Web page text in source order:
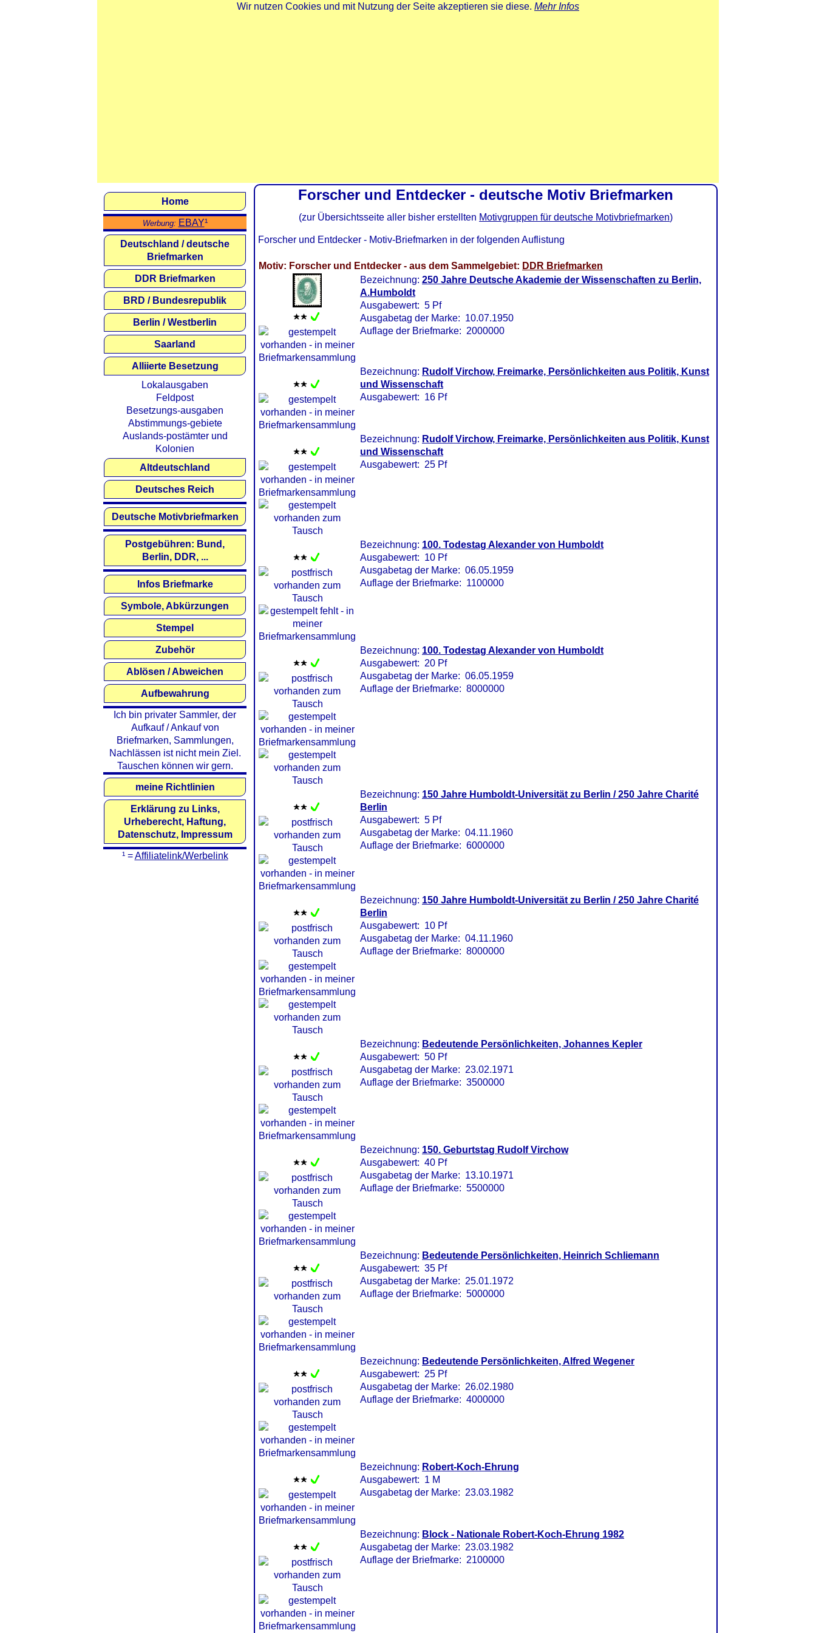
Wir nutzen Cookies und mit Nutzung der Seite akzeptieren sie diese. Mehr Infos
Forscher und Entdecker - deutsche Motiv Briefmarken
(zur Übersichtsseite aller bisher erstellten Motivgruppen für deutsche Motivbriefmarken)
Forscher und Entdecker - Motiv-Briefmarken in der folgenden Auflistung
Motiv: Forscher und Entdecker - aus dem Sammelgebiet: DDR Briefmarken
Bezeichnung: 250 Jahre Deutsche Akademie der Wissenschaften zu Berlin,
A.Humboldt
Ausgabewert: 5 Pf
Ausgabetag der Marke: 10.07.1950
Auflage der Briefmarke: 2000000
Bezeichnung: Rudolf Virchow, Freimarke, Persönlichkeiten aus Politik, Kunst
und Wissenschaft
Ausgabewert: 16 Pf
Bezeichnung: Rudolf Virchow, Freimarke, Persönlichkeiten aus Politik, Kunst
und Wissenschaft
Ausgabewert: 25 Pf
Bezeichnung: 100. Todestag Alexander von Humboldt
Ausgabewert: 10 Pf
Ausgabetag der Marke: 06.05.1959
Auflage der Briefmarke: 1100000
Bezeichnung: 100. Todestag Alexander von Humboldt
Ausgabewert: 20 Pf
Ausgabetag der Marke: 06.05.1959
Auflage der Briefmarke: 8000000
Bezeichnung: 150 Jahre Humboldt-Universität zu Berlin / 250 Jahre Charité
Berlin
Ausgabewert: 5 Pf
Ausgabetag der Marke: 04.11.1960
Auflage der Briefmarke: 6000000
Bezeichnung: 150 Jahre Humboldt-Universität zu Berlin / 250 Jahre Charité
Berlin
Ausgabewert: 10 Pf
Ausgabetag der Marke: 04.11.1960
Auflage der Briefmarke: 8000000
Bezeichnung: Bedeutende Persönlichkeiten, Johannes Kepler
Ausgabewert: 50 Pf
Ausgabetag der Marke: 23.02.1971
Auflage der Briefmarke: 3500000
Bezeichnung: 150. Geburtstag Rudolf Virchow
Ausgabewert: 40 Pf
Ausgabetag der Marke: 13.10.1971
Auflage der Briefmarke: 5500000
Bezeichnung: Bedeutende Persönlichkeiten, Heinrich Schliemann
Ausgabewert: 35 Pf
Ausgabetag der Marke: 25.01.1972
Auflage der Briefmarke: 5000000
Bezeichnung: Bedeutende Persönlichkeiten, Alfred Wegener
Ausgabewert: 25 Pf
Ausgabetag der Marke: 26.02.1980
Auflage der Briefmarke: 4000000
Bezeichnung: Robert-Koch-Ehrung
Ausgabewert: 1 M
Ausgabetag der Marke: 23.03.1982
Bezeichnung: Block - Nationale Robert-Koch-Ehrung 1982
Ausgabetag der Marke: 23.03.1982
Auflage der Briefmarke: 2100000
Home
Werbung: EBAY¹
Deutschland / deutsche
Briefmarken
DDR Briefmarken
BRD / Bundesrepublik
Berlin / Westberlin
Saarland
Alliierte Besetzung
Lokalausgaben
Feldpost
Besetzungs-ausgaben
Abstimmungs-gebiete
Auslands-postämter und
Kolonien
Altdeutschland
Deutsches Reich
Deutsche Motivbriefmarken
Postgebühren: Bund,
Berlin, DDR, ...
Infos Briefmarke
Symbole, Abkürzungen
Stempel
Zubehör
Ablösen / Abweichen
Aufbewahrung
Ich bin privater Sammler, der
Aufkauf / Ankauf von
Briefmarken, Sammlungen,
Nachlässen ist nicht mein Ziel.
Tauschen können wir gern.
meine Richtlinien
Erklärung zu Links,
Urheberecht, Haftung,
Datenschutz, Impressum
¹ =Affiliatelink/Werbelink